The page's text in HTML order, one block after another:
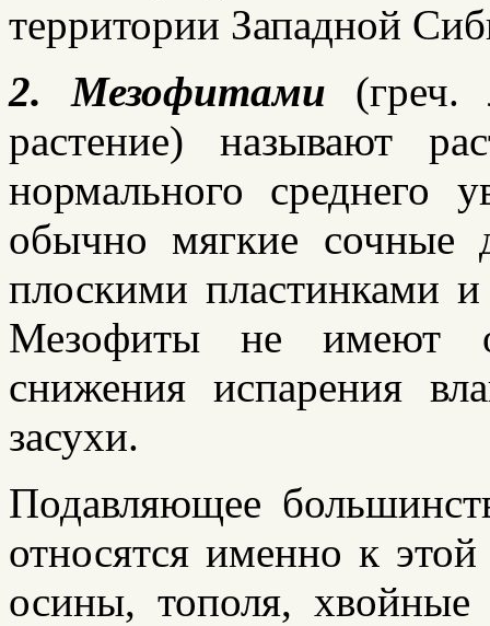
территории Западной
2. Мезофитами (греч.
растение) называют
нормального среднего
обычно мягкие сочные
плоскими пластинками
Мезофиты не имеют
снижения испарения
засухи.
Подавляющее
относятся именно к
осины, тополя,